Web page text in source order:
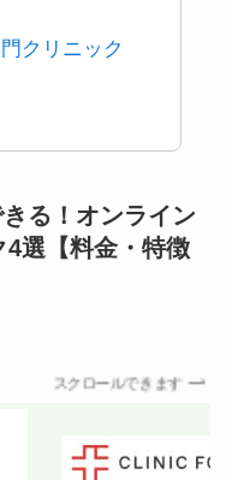
クリニック
る！オンライン
選【料金・特徴
スクロールできます